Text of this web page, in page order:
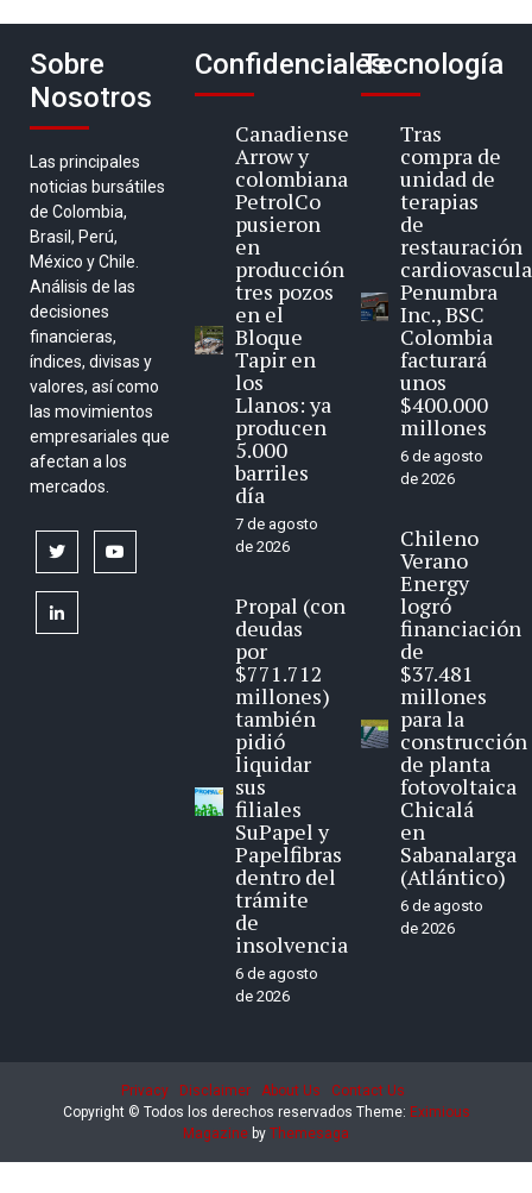
Sobre
Nosotros
Las principales
noticias bursátiles
de Colombia,
Brasil, Perú,
México y Chile.
Análisis de las
decisiones
financieras,
índices, divisas y
valores, así como
las movimientos
empresariales que
afectan a los
mercados.
twitter
linkedin
Confidenciales
Canadiense
Arrow y
colombiana
PetrolCo
pusieron
en
producción
tres pozos
en el
Bloque
Tapir en
los
Llanos: ya
producen
5.000
barriles
día
7 de agosto
de 2026
Propal (con
deudas
por
$771.712
millones)
también
pidió
liquidar
sus
filiales
SuPapel y
Papelfibras
dentro del
trámite
de
insolvencia
6 de agosto
de 2026
Tecnología
Tras
compra de
unidad de
terapias
de
restauración
Penumbra
Inc., BSC
Colombia
facturará
unos
$400.000
millones
6 de agosto
de 2026
Chileno
Verano
Energy
logró
financiación
de
$37.481
millones
para la
construcción
de planta
fotovoltaica
Chicalá
en
Sabanalarga
(Atlántico)
6 de agosto
de 2026
Privacy Disclaimer About Us
Contact Us
Copyright © Todos los derechos reservados Theme: Eximious
Magazine by Themesaga